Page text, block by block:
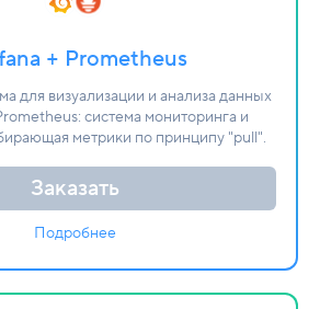
+ Prometheus
для визуализации и анализа данных
система мониторинга и
метрики по принципу "pull".
Заказать
Подробнее